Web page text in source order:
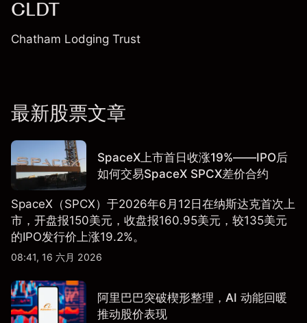
CLDT
Chatham Lodging Trust
最新股票文章
SpaceX上市首日收涨19%——IPO后
如何交易SpaceX SPCX差价合约
SpaceX（SPCX）于2026年6月12日在纳斯达克首次上
市，开盘报150美元，收盘报160.95美元，较135美元
的IPO发行价上涨19.2%。
08:41, 16 六月 2026
阿里巴巴突破楔形整理，AI 动能回暖
推动股价表现